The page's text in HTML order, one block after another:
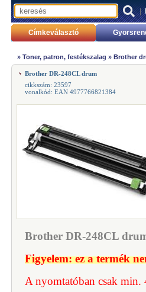
|
Címkeválasztó
» Toner, patron, festékszalag » Brother
Brother DR-248CL drum
cikkszám: 23597
vonalkód: EAN 4977766821384
Brother DR-248CL
Figyelem: ez a termék
A nyomtatóban csak min.